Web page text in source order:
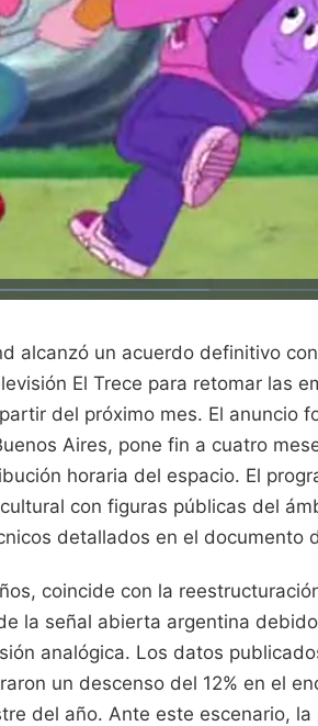
alcanzó un acuerdo definitivo
El Trece para retomar las
del próximo mes. El anuncio
Aires, pone fin a cuatro
horaria del espacio. El
con figuras públicas del
detallados en el documento
coincide con la
la señal abierta argentina
analógica. Los datos
un descenso del 12% en el
del año. Ante este escenario, la